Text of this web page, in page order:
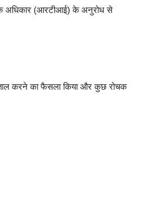
अधिकार (आरटीआई) के अनुरोध से
करने का फैसला किया और कुछ रोचक